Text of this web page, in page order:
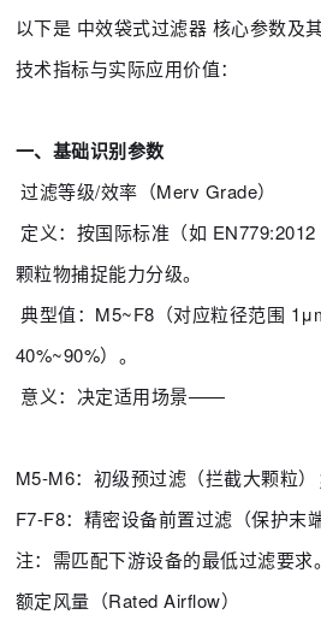
以下是 中效袋式过滤器 核心参数及
技术指标与实际应用价值：
一、基础识别参数
过滤等级/效率（Merv Grade）
定义：按国际标准（如
颗粒物捕捉能力分级。
典型值：M5~F8（对应粒径范围
40%~90%）。
意义：决定适用场景——
M5-M6：初级预过滤（拦截大颗粒）
F7-F8：精密设备前置过滤（保护末
注：需匹配下游设备的最低过滤要求。
额定风量（Rated Airflow）